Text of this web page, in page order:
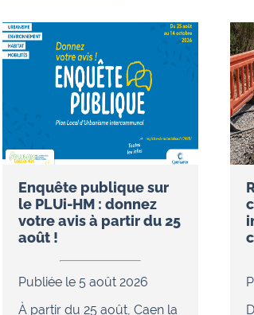
Enquête publique sur
le PLUi-HM : donnez
votre avis à partir du 25
août !
Publiée le 5 août 2026
À partir du 25 août, Caen la